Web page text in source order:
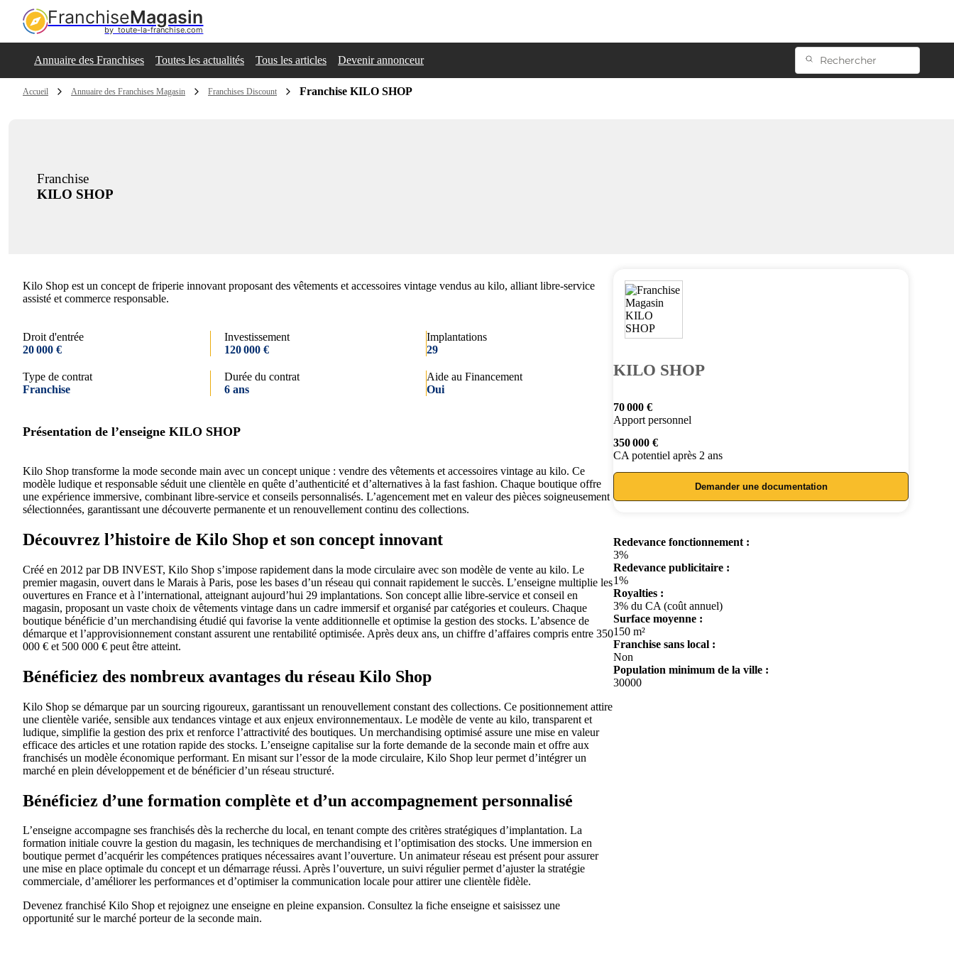
FranchiseMagasin
by  toute-la-franchise.com
Annuaire des Franchises Toutes les actualités Tous les articles Devenir annonceur
Accueil Annuaire des Franchises Magasin Franchises Discount Franchise KILO SHOP
Franchise
KILO SHOP
Kilo Shop est un concept de friperie innovant proposant des vêtements et accessoires vintage vendus au kilo, alliant libre-service
assisté et commerce responsable.
Droit d'entrée
20 000 €
Investissement
120 000 €
Implantations
29
Type de contrat
Franchise
Durée du contrat
6 ans
Aide au Financement
Oui
Présentation de l’enseigne KILO SHOP
Kilo Shop transforme la mode seconde main avec un concept unique : vendre des vêtements et accessoires vintage au kilo. Ce
modèle ludique et responsable séduit une clientèle en quête d’authenticité et d’alternatives à la fast fashion. Chaque boutique offre
une expérience immersive, combinant libre-service et conseils personnalisés. L’agencement met en valeur des pièces soigneusement
sélectionnées, garantissant une découverte permanente et un renouvellement continu des collections.
Découvrez l’histoire de Kilo Shop et son concept innovant
Créé en 2012 par DB INVEST, Kilo Shop s’impose rapidement dans la mode circulaire avec son modèle de vente au kilo. Le
premier magasin, ouvert dans le Marais à Paris, pose les bases d’un réseau qui connait rapidement le succès. L’enseigne multiplie les
ouvertures en France et à l’international, atteignant aujourd’hui 29 implantations. Son concept allie libre-service et conseil en
magasin, proposant un vaste choix de vêtements vintage dans un cadre immersif et organisé par catégories et couleurs. Chaque
boutique bénéficie d’un merchandising étudié qui favorise la vente additionnelle et optimise la gestion des stocks. L’absence de
démarque et l’approvisionnement constant assurent une rentabilité optimisée. Après deux ans, un chiffre d’affaires compris entre 350
000 € et 500 000 € peut être atteint.
Bénéficiez des nombreux avantages du réseau Kilo Shop
Kilo Shop se démarque par un sourcing rigoureux, garantissant un renouvellement constant des collections. Ce positionnement attire
une clientèle variée, sensible aux tendances vintage et aux enjeux environnementaux. Le modèle de vente au kilo, transparent et
ludique, simplifie la gestion des prix et renforce l’attractivité des boutiques. Un merchandising optimisé assure une mise en valeur
efficace des articles et une rotation rapide des stocks. L’enseigne capitalise sur la forte demande de la seconde main et offre aux
franchisés un modèle économique performant. En misant sur l’essor de la mode circulaire, Kilo Shop leur permet d’intégrer un
marché en plein développement et de bénéficier d’un réseau structuré.
Bénéficiez d’une formation complète et d’un accompagnement personnalisé
L’enseigne accompagne ses franchisés dès la recherche du local, en tenant compte des critères stratégiques d’implantation. La
formation initiale couvre la gestion du magasin, les techniques de merchandising et l’optimisation des stocks. Une immersion en
boutique permet d’acquérir les compétences pratiques nécessaires avant l’ouverture. Un animateur réseau est présent pour assurer
une mise en place optimale du concept et un démarrage réussi. Après l’ouverture, un suivi régulier permet d’ajuster la stratégie
commerciale, d’améliorer les performances et d’optimiser la communication locale pour attirer une clientèle fidèle.
Devenez franchisé Kilo Shop et rejoignez une enseigne en pleine expansion. Consultez la fiche enseigne et saisissez une
opportunité sur le marché porteur de la seconde main.
KILO SHOP
70 000 €
Apport personnel
350 000 €
CA potentiel après 2 ans
Demander une documentation
Redevance fonctionnement :
3%
Redevance publicitaire :
1%
Royalties :
3% du CA (coût annuel)
Surface moyenne :
150 m²
Franchise sans local :
Non
Population minimum de la ville :
30000